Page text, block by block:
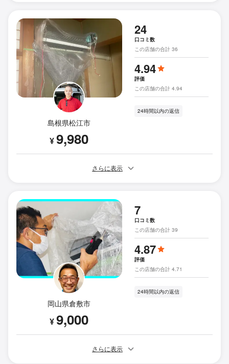
島根県松江市
¥9,980
24
口コミ数
この店舗の合計 36
4.94
評価
この店舗の合計 4.94
24時間以内の返信
さらに表示
岡山県倉敷市
¥9,000
7
口コミ数
この店舗の合計 39
4.87
評価
この店舗の合計 4.71
24時間以内の返信
さらに表示